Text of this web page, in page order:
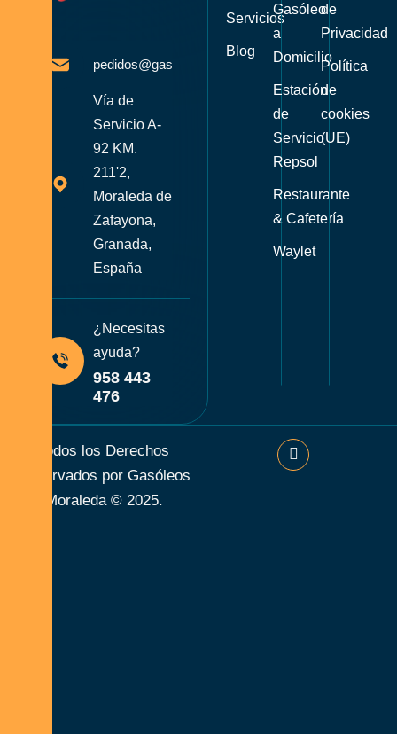
pedidos@gasoleosmoraleda.com
Vía de
Servicio A-
92 KM.
211'2,
Moraleda de
Zafayona,
Granada,
España
¿Necesitas
ayuda?
958 443
476
Servicios
Blog
Gasóleo
a
Domicilio
Estación
de
Servicio
Repsol
Restaurante
& Cafetería
Waylet
de
Privacidad
Política
de
cookies
(UE)
Todos los Derechos
Reservados por Gasóleos
Moraleda © 2025.